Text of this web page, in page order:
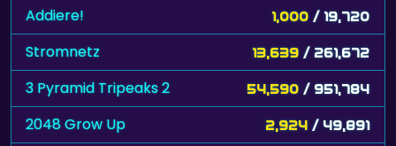
Addiere! 1,000 / 19,720
Stromnetz 13,639 / 261,672
3 Pyramid Tripeaks 2 54,590 / 951,784
2048 Grow Up 2,924 / 49,891